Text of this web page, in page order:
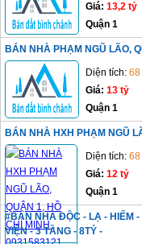
Giá: 13,2 tỷ
Quận 1
BÁN NHÀ PHẠM NGŨ LÃO,
Diện tích: 68
Giá: 13 tỷ
Quận 1
BÁN NHÀ HXH PHẠM NGŨ
Diện tích: 68
Giá: 12 tỷ
Quận 1
#BÁN NHÀ ĐỘC - LẠ - HIẾM -
VIỆN - 3 TẦNG - 8TỶ -